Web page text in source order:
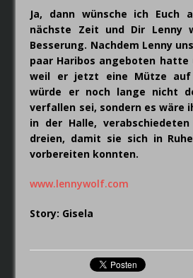
Ja, dann wünsche ich Euch
nächste Zeit und Dir Lenny
Besserung. Nachdem Lenny
paar Haribos angeboten hatte
weil er jetzt eine Mütze
würde er noch lange nicht
verfallen sei, sondern es wäre
in der Halle,
dreien, damit sie sich in
vorbereiten konnten.
www.lennywolf.com
Story: Gisela